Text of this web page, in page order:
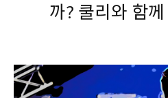
까? 쿨리와 함